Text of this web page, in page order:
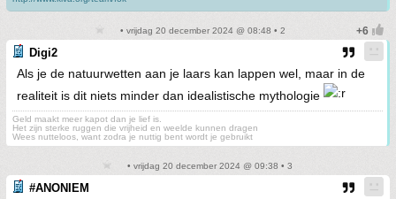
• vrijdag 20 december 2024 @ 08:48 • 2
Digi2
Als je de natuurwetten aan je laars kan lappen wel, maar in de
realiteit is dit niets minder dan idealistische mythologie
Geld maakt meer kapot dan je lief is.
Het zijn sterke ruggen die vrijheid en weelde kunnen dragen
Wees nutteloos, want zodra je nuttig bent wordt je gebruikt
• vrijdag 20 december 2024 @ 09:38 • 3
#ANONIEM